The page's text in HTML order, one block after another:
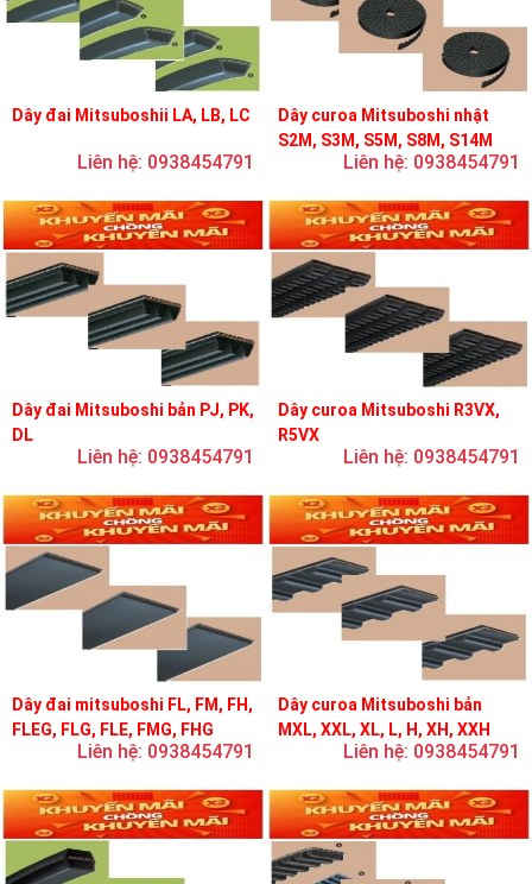
Dây đai Mitsuboshii LA, LB, LC
Liên hệ: 0938454791
Dây curoa Mitsuboshi nhật
S2M, S3M, S5M, S8M, S14M
Liên hệ: 0938454791
Dây đai Mitsuboshi bản PJ, PK,
DL
Liên hệ: 0938454791
Dây curoa Mitsuboshi R3VX,
R5VX
Liên hệ: 0938454791
Dây đai mitsuboshi FL, FM, FH,
FLEG, FLG, FLE, FMG, FHG
Liên hệ: 0938454791
Dây curoa Mitsuboshi bản
MXL, XXL, XL, L, H, XH, XXH
Liên hệ: 0938454791